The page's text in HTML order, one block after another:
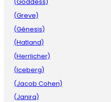
(Goddess)
(Greve)
(Génesis)
(Hatland)
(Herrlicher)
(Iceberg)
(Jacob Cohen)
(Janira)